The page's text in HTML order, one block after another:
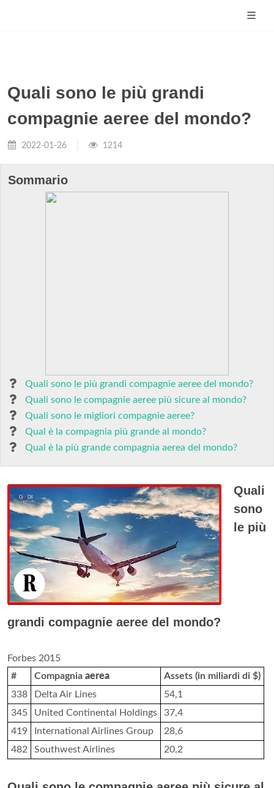
Quali sono le più grandi
compagnie aeree del mondo?
2022-01-26 1214
Sommario
Quali sono le più grandi compagnie aeree del mondo?
Quali sono le compagnie aeree più sicure al mondo?
Quali sono le migliori compagnie aeree?
Qual è la compagnia più grande al mondo?
Qual è la più grande compagnia aerea del mondo?
Quali
sono
le più
grandi compagnie aeree del mondo?
Forbes 2015
#
Compagnia aerea
Assets (in miliardi di $)
338
Delta Air Lines
54,1
345
United Continental Holdings
37,4
419
International Airlines Group
28,6
482
Southwest Airlines 20,2